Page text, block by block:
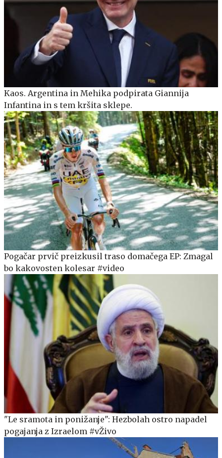
Kaos. Argentina in Mehika podpirata Giannija
Infantina in s tem kršita sklepe.
Pogačar prvič preizkusil traso domačega EP: Zmagal
bo kakovosten kolesar #video
"Le sramota in ponižanje": Hezbolah ostro napadel
pogajanja z Izraelom #vŽivo